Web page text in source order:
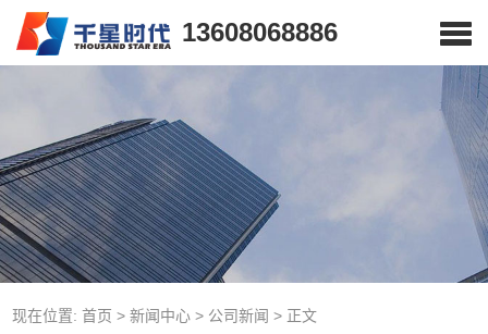
13608068886
现在位置: 首页 > 新闻中心> 公司新闻 > 正文